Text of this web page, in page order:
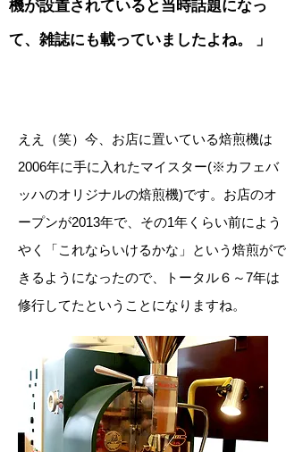
機が設置されていると当時話題になっ
て、雑誌にも載っていましたよね。 」
ええ（笑）今、お店に置いている焙煎機は
2006年に手に入れたマイスター(※カフェバ
ッハのオリジナルの焙煎機)です。お店のオ
ープンが2013年で、その1年くらい前によう
やく「これならいけるかな」という焙煎がで
きるようになったので、トータル６～7年は
修行してたということになりますね。